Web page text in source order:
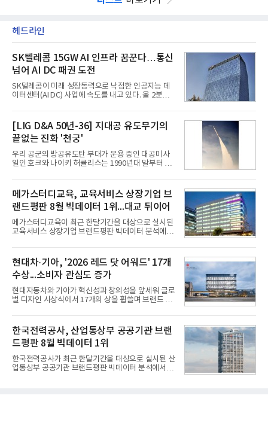
헤드라인
SK텔레콤 15GW AI 인프라 꿈꾼다…통신
넘어 AI DC 패권 도전
SK텔레콤이 미래 성장동력으로 낙점한 인공지능 데
이터센터(AI DC) 사업에 속도를 내고 있다. 올 2분기
는 2035년까지 총 15GW(기가와트) 규모의 AI DC를
구축하겠다는 대형 청사진을 제시하면서다. 이에 따
라 경쟁 구도 역시 이동통신사인 KT, LG유플러스를
넘어 네이버, 삼성SDS 등 IT 인프라 기업으로 확장되
고 있다.7일 SK텔레콤에 따르면 회사는 올해 2분기
연결 기준 매출 4조 3591억원, 영업이익 5660억원을
기록했다. 매출은 전년 동기 대비 0.5%, 영업이익은
따른 기저효과가 실
[LIG D&A 50년-36] 지대공 유도무기의
끝없는 진화 '천궁'
우리 공군의 방공유도탄 부대가 운용 중인 대공미사
일인 호크와 나이키 허큘리스는 1990년대 말부터 성
기존 미사일체계를 대체할 중고도 및 중거리 대공미
사일을 개발하기로 결정했다.처음 KM-SAM 사업으로
불린 이 사업의 명칭은 호크(Iron Hawk, 철매)를 대체
한다는 의미에서 ‘철매Ⅱ’ 로 정해졌다. 철매Ⅱ 개발
사업은 미사일체계 완성 후인 2011년 ‘천궁(天弓)’으
로 다시 장비명이 바뀌었다. 17개 업체와 관련 기관이
참여한 가운데 LIG 넥스원은 탐색 개발에서 체계개발
인 천궁
메가스터디교육, 교육서비스 상장기업 브
랜드평판 8월 빅데이터 1위...대교 뒤이어
메가스터디교육이 최근 한달기간을 대상으로 실시된
교육서비스 상장기업 브랜드평판 빅데이터 분석에서
일 한국기업평판연구소(소장 구창환)는 국내 교육서
비스 상장기업 브랜드를 대상으로 지난 7월 7일부터
8월 7일까지 수집된 소비자 빅데이터 10,074,233건
을 분석한 결과, 메가스터디교육이 브랜드평판지수
1,710,926을 기록하며 8월 1위에 올랐다고 밝혔다.
분석에 활용된 빅데이터는 지난 7월(9,491,206건) 대
비 6.14% 증가한 수치로, 교육서비스 상장기업 브랜
디교육, 대교, 디지
현대차·기아, '2026 레드 닷 어워드' 17개
수상...소비자 관심도 증가
현대자동차와 기아가 혁신성과 창의성을 앞세워 글로
벌 디자인 시상식에서 17개의 상을 휩쓸며 브랜드 경
레드 닷 어워드: 브랜드 & 커뮤니케이션 디자인 부문
(Red Dot Design Award: Brand &
Communication Design)'에서 최우수상 2개, 본상
15개를 수상했다고 7일 밝혔다.'레드 닷 어워드'는 독
일 iF, 미국 IDEA와 함께 세계 3대 디자인 시상식으로
손꼽히는 세계 최대 규모의 디자인 공모전이다. 독일
노르트라인 베스트팔렌 디자인센터(Design
한국전력공사, 산업통상부 공공기관 브랜
드평판 8월 빅데이터 1위
한국전력공사가 최근 한달기간을 대상으로 실시된 산
업통상부 공공기관 브랜드평판 빅데이터 분석에서 1